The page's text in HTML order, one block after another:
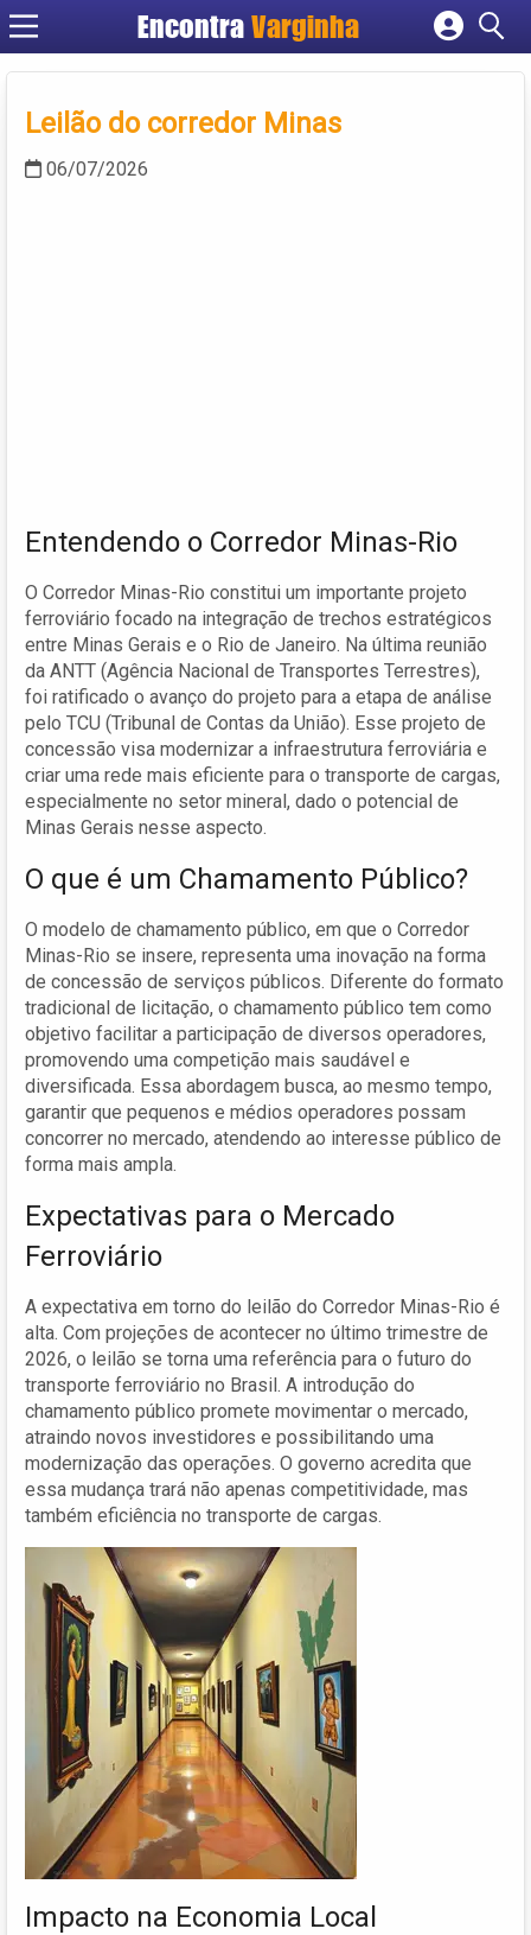
EncontraVarginha
Cadastrar empresa
Criar conta
Leilão do corredor Minas
06/07/2026
Entendendo o Corredor Minas-Rio
O Corredor Minas-Rio constitui um importante projeto
ferroviário focado na integração de trechos estratégicos
entre Minas Gerais e o Rio de Janeiro. Na última reunião
da ANTT (Agência Nacional de Transportes Terrestres),
foi ratificado o avanço do projeto para a etapa de análise
pelo TCU (Tribunal de Contas da União). Esse projeto de
concessão visa modernizar a infraestrutura ferroviária e
criar uma rede mais eficiente para o transporte de cargas,
especialmente no setor mineral, dado o potencial de
Minas Gerais nesse aspecto.
O que é um Chamamento Público?
O modelo de chamamento público, em que o Corredor
Minas-Rio se insere, representa uma inovação na forma
de concessão de serviços públicos. Diferente do formato
tradicional de licitação, o chamamento público tem como
objetivo facilitar a participação de diversos operadores,
promovendo uma competição mais saudável e
diversificada. Essa abordagem busca, ao mesmo tempo,
garantir que pequenos e médios operadores possam
concorrer no mercado, atendendo ao interesse público de
forma mais ampla.
Expectativas para o Mercado
Ferroviário
A expectativa em torno do leilão do Corredor Minas-Rio é
alta. Com projeções de acontecer no último trimestre de
2026, o leilão se torna uma referência para o futuro do
transporte ferroviário no Brasil. A introdução do
chamamento público promete movimentar o mercado,
atraindo novos investidores e possibilitando uma
modernização das operações. O governo acredita que
essa mudança trará não apenas competitividade, mas
também eficiência no transporte de cargas.
Impacto na Economia Local